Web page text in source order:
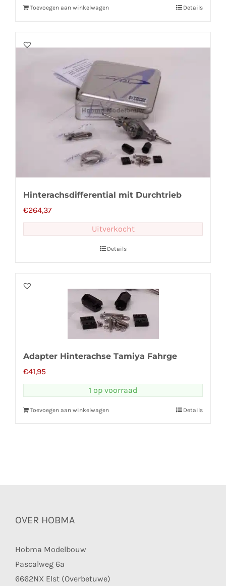
Toevoegen aan winkelwagen Details
Hinterachsdifferential mit Durchtrieb
€264,37
Uitverkocht
Details
Adapter Hinterachse Tamiya Fahrge
€41,95
1 op voorraad
Toevoegen aan winkelwagen Details
OVER HOBMA
Hobma Modelbouw
Pascalweg 6a
6662NX Elst (Overbetuwe)